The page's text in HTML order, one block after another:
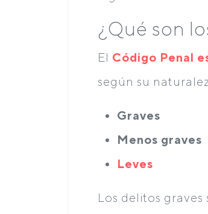
¿Qué son
El Código Penal
según su
Graves
Menos graves
Leves
Los delitos